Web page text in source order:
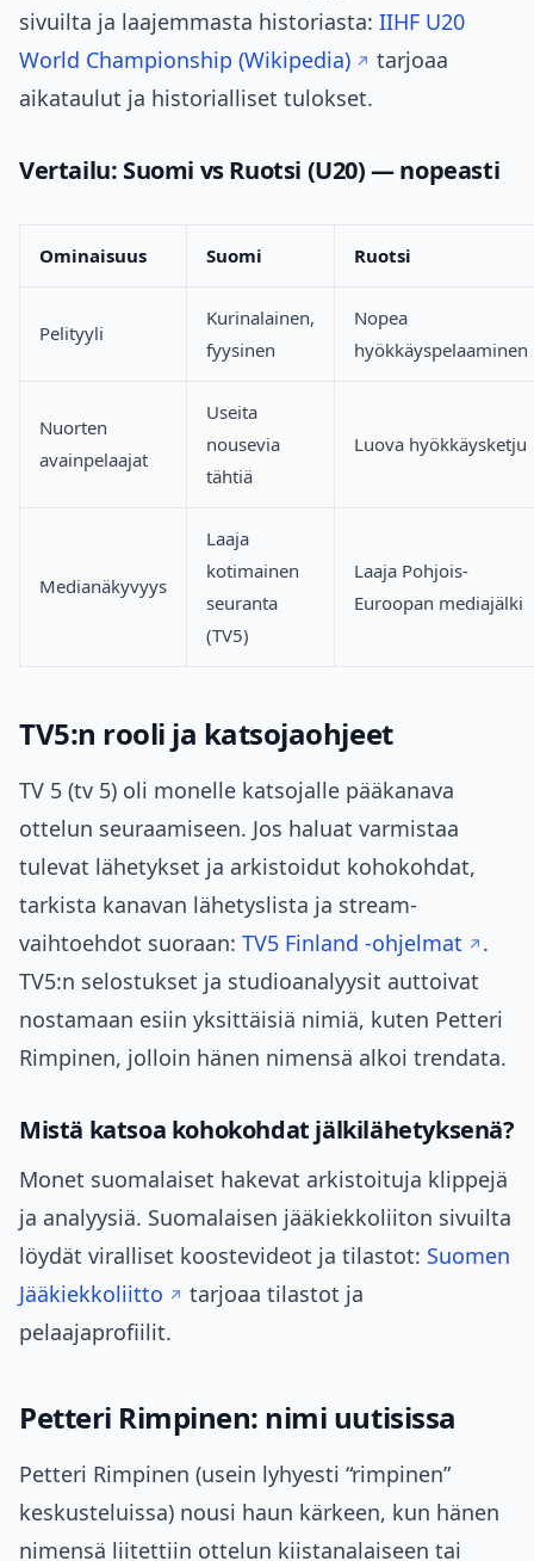
sivuilta ja laajemmasta historiasta: IIHF U20
World Championship (Wikipedia)
tarjoaa
aikataulut ja historialliset tulokset.
Vertailu: Suomi vs Ruotsi (U20) — nopeasti
Ominaisuus Suomi Ruotsi
Pelityyli
Kurinalainen,
fyysinen
Nopea
hyökkäyspelaaminen
Nuorten
avainpelaajat
Useita
nousevia
tähtiä
Luova hyökkäysketju
Medianäkyvyys
Laaja
kotimainen
seuranta
(TV5)
Laaja Pohjois-
Euroopan mediajälki
TV5:n rooli ja katsojaohjeet
TV 5 (tv 5) oli monelle katsojalle pääkanava
ottelun seuraamiseen. Jos haluat varmistaa
tulevat lähetykset ja arkistoidut kohokohdat,
tarkista kanavan lähetyslista ja stream-
vaihtoehdot suoraan: TV5 Finland -ohjelmat
.
TV5:n selostukset ja studioanalyysit auttoivat
nostamaan esiin yksittäisiä nimiä, kuten Petteri
Rimpinen, jolloin hänen nimensä alkoi trendata.
Mistä katsoa kohokohdat jälkilähetyksenä?
Monet suomalaiset hakevat arkistoituja klippejä
ja analyysiä. Suomalaisen jääkiekkoliiton sivuilta
löydät viralliset koostevideot ja tilastot: Suomen
Jääkiekkoliitto
tarjoaa tilastot ja
pelaajaprofiilit.
Petteri Rimpinen: nimi uutisissa
Petteri Rimpinen (usein lyhyesti “rimpinen”
keskusteluissa) nousi haun kärkeen, kun hänen
nimensä liitettiin ottelun kiistanalaiseen tai